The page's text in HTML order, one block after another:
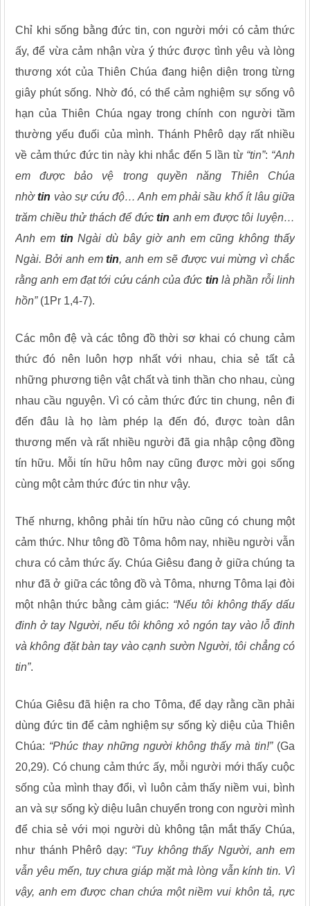
Chỉ khi sống bằng đức tin, con người mới có cảm thức
ấy, để vừa cảm nhận vừa ý thức được tình yêu và lòng
thương xót của Thiên Chúa đang hiện diện trong từng
giây phút sống. Nhờ đó, có thể cảm nghiệm sự sống vô
hạn của Thiên Chúa ngay trong chính con người tầm
thường yếu đuối của mình. Thánh Phêrô dạy rất nhiều
về cảm thức đức tin này khi nhắc đến 5 lần từ “tin”: “Anh
em được bảo vệ trong quyền năng Thiên Chúa
nhờtin vào sự cứu độ… Anh em phải sầu khổ ít lâu giữa
trăm chiều thử thách để đứctin anh em được tôi luyện…
Anh em tin Ngài dù bây giờ anh em cũng không thấy
Ngài. Bởi anh emtin, anh em sẽ được vui mừng vì chắc
rằng anh em đạt tới cứu cánh của đức tin là phần rỗi linh
hồn”(1Pr 1,4-7).
Các môn đệ và các tông đồ thời sơ khai có chung cảm
thức đó nên luôn hợp nhất với nhau, chia sẻ tất cả
những phương tiện vật chất và tinh thần cho nhau, cùng
nhau cầu nguyện. Vì có cảm thức đức tin chung, nên đi
đến đâu là họ làm phép lạ đến đó, được toàn dân
thương mến và rất nhiều người đã gia nhập cộng đồng
tín hữu. Mỗi tín hữu hôm nay cũng được mời gọi sống
cùng một cảm thức đức tin như vậy.
Thế nhưng, không phải tín hữu nào cũng có chung một
cảm thức. Như tông đồ Tôma hôm nay, nhiều người vẫn
chưa có cảm thức ấy. Chúa Giêsu đang ở giữa chúng ta
như đã ở giữa các tông đồ và Tôma, nhưng Tôma lại đòi
một nhận thức bằng cảm giác: “Nếu tôi không thấy dấu
đinh ở tay Người, nếu tôi không xỏ ngón tay vào lỗ đinh
và không đặt bàn tay vào cạnh sườn Người, tôi chẳng có
tin”.
Chúa Giêsu đã hiện ra cho Tôma, để dạy rằng cần phải
dùng đức tin để cảm nghiệm sự sống kỳ diệu của Thiên
Chúa: “Phúc thay những người không thấy mà tin!”(Ga
20,29). Có chung cảm thức ấy, mỗi người mới thấy cuộc
sống của mình thay đổi, vì luôn cảm thấy niềm vui, bình
an và sự sống kỳ diệu luân chuyển trong con người mình
để chia sẻ với mọi người dù không tận mắt thấy Chúa,
như thánh Phêrô dạy: “Tuy không thấy Người, anh em
vẫn yêu mến, tuy chưa giáp mặt mà lòng vẫn kính tin. Vì
vậy, anh em được chan chứa một niềm vui khôn tả, rực